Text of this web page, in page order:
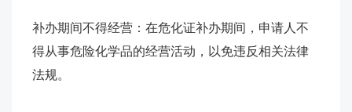
补办期间不得经营：在危化证补办期间，申请人不
得从事危险化学品的经营活动，以免违反相关法律
法规。